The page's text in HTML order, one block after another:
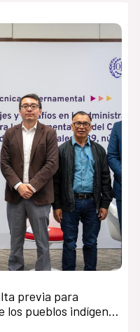
previa para
los pueblos indígenas